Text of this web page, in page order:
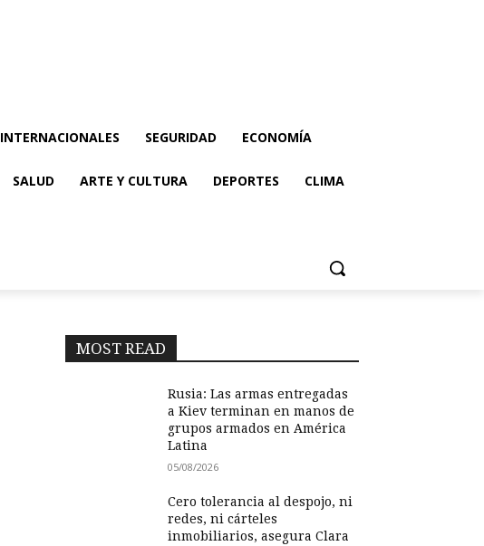
INTERNACIONALES SEGURIDAD ECONOMÍA
SALUD ARTE Y CULTURA DEPORTES CLIMA
MOST READ
Rusia: Las armas entregadas
a Kiev terminan en manos de
grupos armados en América
Latina
05/08/2026
Cero tolerancia al despojo, ni
redes, ni cárteles
inmobiliarios, asegura Clara